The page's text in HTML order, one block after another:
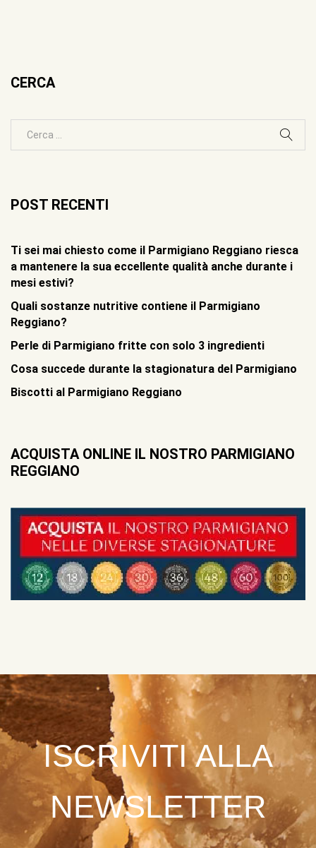
CERCA
POST RECENTI
Ti sei mai chiesto come il Parmigiano Reggiano riesca
a mantenere la sua eccellente qualità anche durante i
mesi estivi?
Quali sostanze nutritive contiene il Parmigiano
Reggiano?
Perle di Parmigiano fritte con solo 3 ingredienti
Cosa succede durante la stagionatura del Parmigiano
Biscotti al Parmigiano Reggiano
ACQUISTA ONLINE IL NOSTRO PARMIGIANO
REGGIANO
ISCRIVITI ALLA
NEWSLETTER